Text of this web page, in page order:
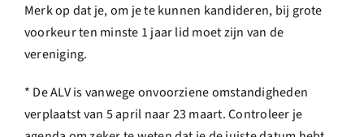
Merk op dat je, om je te kunnen kandideren, bij grote
voorkeur ten minste 1 jaar lid moet zijn van de
vereniging.
* De ALV is vanwege onvoorziene omstandigheden
verplaatst van 5 april naar 23 maart. Controleer je